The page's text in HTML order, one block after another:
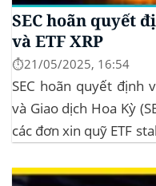
SEC hoãn quyết
và ETF XRP
⏱️21/05/2025, 16:54
SEC hoãn quyết định
và Giao dịch Hoa Kỳ
các đơn xin quỹ ETF
10/2025 để thu thập